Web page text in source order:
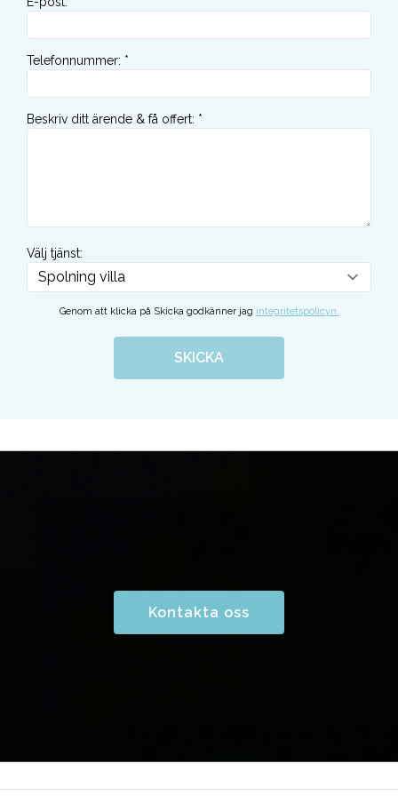
Telefonnummer: *
Beskriv ditt ärende & få offert: *
Välj tjänst:
Genom att klicka på Skicka godkänner jag integritetspolicyn.
SKICKA
Kontakta oss